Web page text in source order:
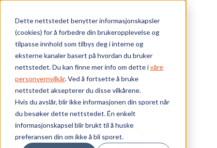
Dette nettstedet benytter informasjonskapsler
(cookies) for å forbedre din brukeropplevelse og
tilpasse innhold som tilbys deg i interne og
eksterne kanaler basert på hvordan du bruker
nettstedet. Du kan finne mer info om dette ivåre
personvernvilkår. Ved å fortsette å bruke
nettstedet aksepterer du disse vilkårene.
Hvis du avslår, blir ikke informasjonen din sporet når
du besøker dette nettstedet. Én enkelt
informasjonskapsel blir brukt til å huske
preferansen din om ikke å bli sporet.
Skip to main content
Webshop Elektrokomponenter
Kontaktorer
Mini kontaktorer - 100K
Revers.kontaktor 3-pol 9A AC3 230VAC m/sl.diode
Bærekraft
Vi tilbyr
Ressurser
Om oss